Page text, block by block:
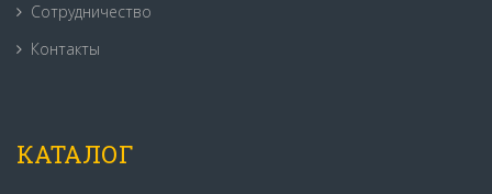
Сотрудничество
Контакты
КАТАЛОГ